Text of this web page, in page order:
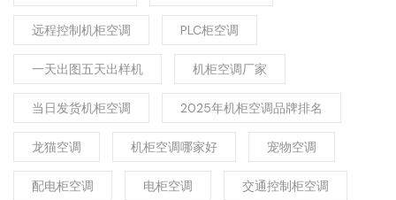
远程控制机柜空调 PLC柜空调
一天出图五天出样机 机柜空调厂家
当日发货机柜空调 2025年机柜空调品牌排名
龙猫空调 机柜空调哪家好 宠物空调
配电柜空调 电柜空调 交通控制柜空调